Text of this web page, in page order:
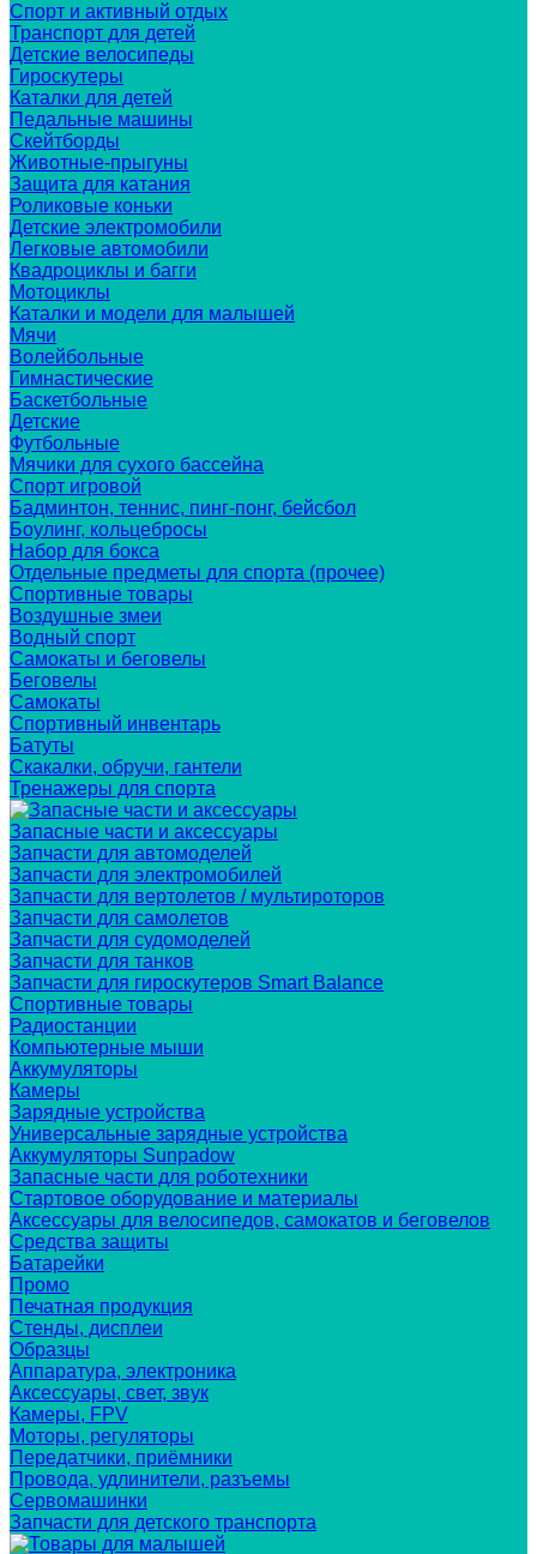
Спорт и активный отдых
Транспорт для детей
Детские велосипеды
Гироскутеры
Каталки для детей
Педальные машины
Скейтборды
Животные-прыгуны
Защита для катания
Роликовые коньки
Детские электромобили
Легковые автомобили
Квадроциклы и багги
Мотоциклы
Каталки и модели для малышей
Мячи
Волейбольные
Гимнастические
Баскетбольные
Детские
Футбольные
Мячики для сухого бассейна
Спорт игровой
Бадминтон, теннис, пинг-понг, бейсбол
Боулинг, кольцебросы
Набор для бокса
Отдельные предметы для спорта (прочее)
Спортивные товары
Воздушные змеи
Водный спорт
Самокаты и беговелы
Беговелы
Самокаты
Спортивный инвентарь
Батуты
Скакалки, обручи, гантели
Тренажеры для спорта
Запасные части и аксессуары
Запчасти для автомоделей
Запчасти для электромобилей
Запчасти для вертолетов / мультироторов
Запчасти для самолетов
Запчасти для судомоделей
Запчасти для танков
Запчасти для гироскутеров Smart Balance
Спортивные товары
Радиостанции
Компьютерные мыши
Аккумуляторы
Камеры
Зарядные устройства
Универсальные зарядные устройства
Аккумуляторы Sunpadow
Запасные части для роботехники
Стартовое оборудование и материалы
Аксессуары для велосипедов, самокатов и беговелов
Средства защиты
Батарейки
Промо
Печатная продукция
Стенды, дисплеи
Образцы
Аппаратура, электроника
Аксессуары, свет, звук
Камеры, FPV
Моторы, регуляторы
Передатчики, приёмники
Провода, удлинители, разъемы
Сервомашинки
Запчасти для детского транспорта